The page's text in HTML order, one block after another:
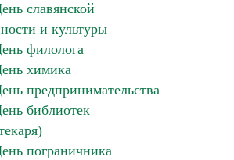
славянской
и культуры
филолога
химика
предпринимательства
библиотек
пограничника